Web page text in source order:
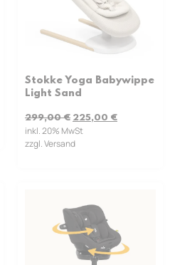
Stokke Yoga Babywippe
Light Sand
299,00€ 225,00 €
inkl. 20% MwSt
zzgl. Versand